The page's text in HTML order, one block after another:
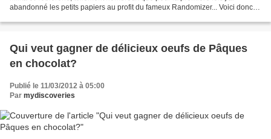
abandonné les petits papiers au profit du fameux Randomizer... Voici donc le
Qui veut gagner de délicieux oeufs de Pâques
en chocolat?
Publié le 11/03/2012 à 05:00
Par mydiscoveries